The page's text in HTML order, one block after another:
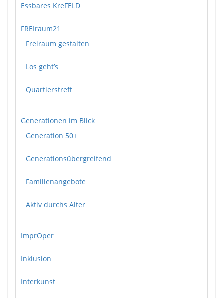
Essbares KreFELD
FREIraum21
Freiraum gestalten
Los geht’s
Quartierstreff
Generationen im Blick
Generation 50+
Generationsübergreifend
Familienangebote
Aktiv durchs Alter
ImprOper
Inklusion
Interkunst